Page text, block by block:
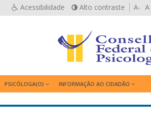
Acessibilidade Alto contraste A- A
PSICÓLOGA(O) INFORMAÇÃO AO CIDADÃO